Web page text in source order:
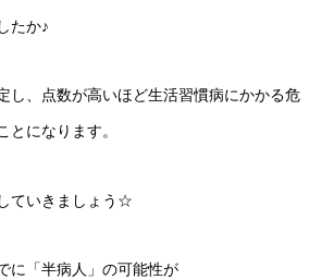
たか♪
し、点数が高いほど生活習慣病にかかる危
とになります。
ていきましょう☆
「半病人」の可能性が